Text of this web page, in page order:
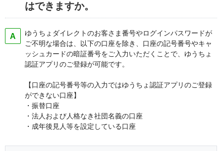
はできますか。
ゆうちょダイレクトのお客さま番号やログインパスワードが
ご不明な場合は、以下の口座を除き、口座の記号番号やキャ
ッシュカードの暗証番号をご入力いただくことで、ゆうちょ
認証アプリのご登録が可能です。
【口座の記号番号等の入力ではゆうちょ認証アプリのご登録
ができない口座】
・振替口座
・法人および人格なき社団名義の口座
・成年後見人等を設定している口座